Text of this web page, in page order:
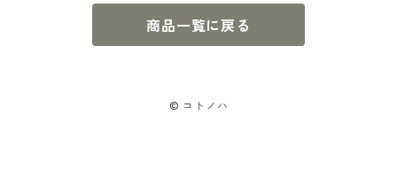
商品一覧に戻る
© コトノハ